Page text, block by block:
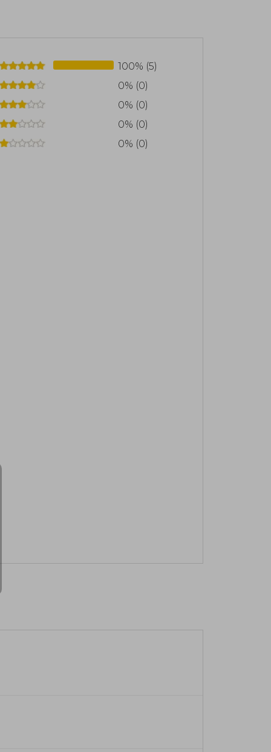
100% (5)
0% (0)
0% (0)
0% (0)
0% (0)